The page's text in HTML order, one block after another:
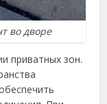
во дворе
приватных зон.